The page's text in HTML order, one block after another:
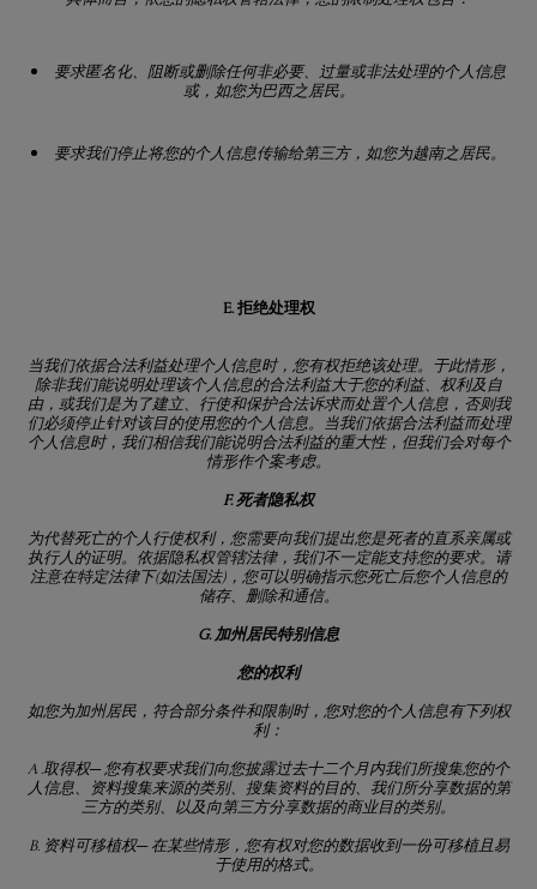
要求匿名化、阻断或删除任何非必要、过量或非法处理的个人信息
或，如您为巴西之居民。
要求我们停止将您的个人信息传输给第三方，如您为越南之居民。
E. 拒绝处理权
当我们依据合法利益处理个人信息时，您有权拒绝该处理。于此情形，
除非我们能说明处理该个人信息的合法利益大于您的利益、权利及自
由，或我们是为了建立、行使和保护合法诉求而处置个人信息，否则我
们必须停止针对该目的使用您的个人信息。当我们依据合法利益而处理
个人信息时，我们相信我们能说明合法利益的重大性，但我们会对每个
情形作个案考虑。
F. 死者隐私权
为代替死亡的个人行使权利，您需要向我们提出您是死者的直系亲属或
执行人的证明。依据隐私权管辖法律，我们不一定能支持您的要求。请
注意在特定法律下(如法国法) ，您可以明确指示您死亡后您个人信息的
储存、删除和通信。
G. 加州居民特别信息
您的权利
如您为加州居民，符合部分条件和限制时，您对您的个人信息有下列权
利：
A .取得权─ 您有权要求我们向您披露过去十二个月内我们所搜集您的个
人信息、资料搜集来源的类别、搜集资料的目的、我们所分享数据的第
三方的类别、以及向第三方分享数据的商业目的类别。
B. 资料可移植权─ 在某些情形，您有权对您的数据收到一份可移植且易
于使用的格式。